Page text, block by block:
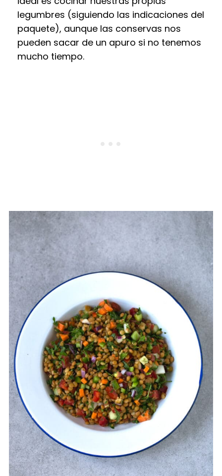
legumbres (siguiendo las indicaciones del
paquete), aunque las conservas nos
pueden sacar de un apuro si no tenemos
mucho tiempo.